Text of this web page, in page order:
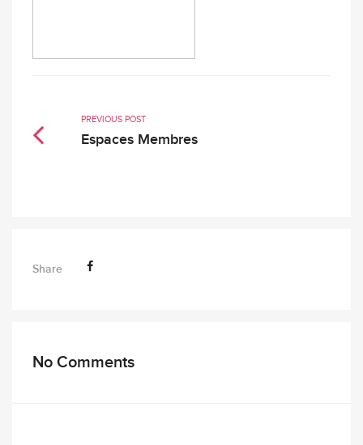
PREVIOUS POST
Espaces Membres
Share
No Comments